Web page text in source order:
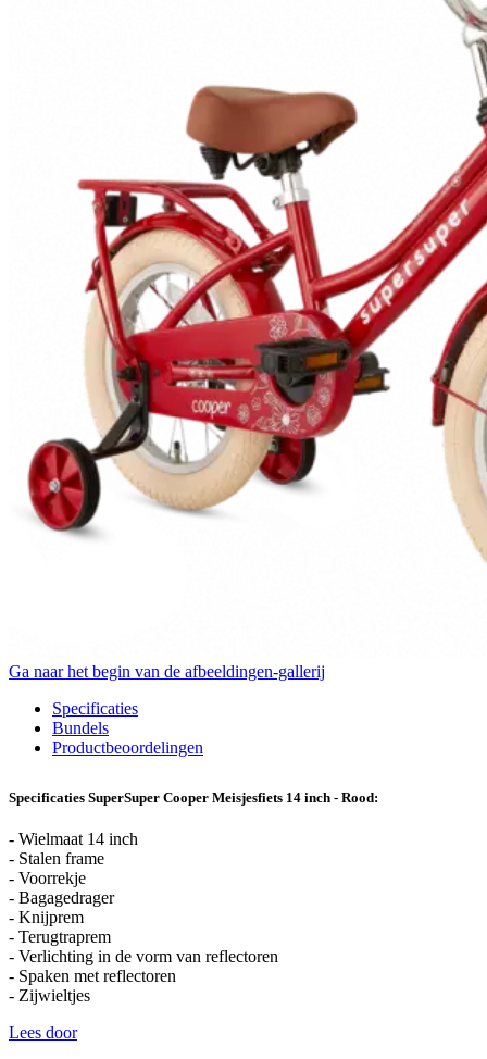
Ga naar het begin van de afbeeldingen-gallerij
Specificaties
Bundels
Productbeoordelingen
Specificaties SuperSuper Cooper Meisjesfiets 14 inch - Rood:
- Wielmaat 14 inch
- Stalen frame
- Voorrekje
- Bagagedrager
- Knijprem
- Terugtraprem
- Verlichting in de vorm van reflectoren
- Spaken met reflectoren
- Zijwieltjes
Lees door